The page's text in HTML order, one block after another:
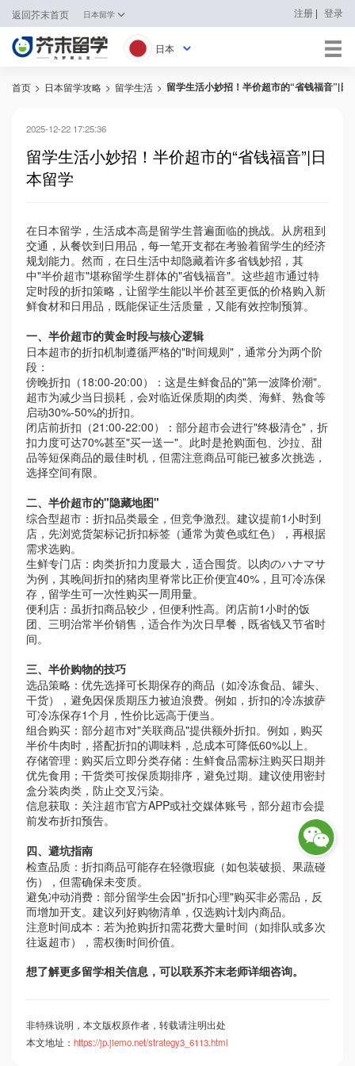
返回芥末首页 日本留学 注册 | 登录
日本
日本
英国
马来西亚
澳大利亚
中国香港
首页 > 日本留学攻略 > 留学生活 > 留学生活小妙招！半价超市的“省钱福音”|日
2025-12-22 17:25:36
留学生活小妙招！半价超市的“省钱福音”|日
本留学
在日本留学，生活成本高是留学生普遍面临的挑战。从房租到
交通，从餐饮到日用品，每一笔开支都在考验着留学生的经济
规划能力。然而， 在日生活中却隐藏着许多省钱妙招，其
中"半价超市"堪称留学生群体的"省钱福音"。这些超市通过特
定时段的折扣策略，让留学生能以半价甚至更低的价格购入新
鲜食材和日用品，既能保证生活质量，又能有效控制预算。
一、半价超市的黄金时段与核心逻辑
日本超市的折扣机制遵循严格的"时间规则"，通常分为两个阶
段：
傍晚折扣（18:00-20:00）：这是生鲜食品的"第一波降价潮"。
超市为减少当日损耗，会对临近保质期的肉类、海鲜、熟食等
启动30%-50%的折扣。
闭店前折扣（21:00-22:00）：部分超市会进行"终极清仓"，折
扣力度可达70%甚至"买一送一"。此时是抢购面包、沙拉、甜
品等短保商品的最佳时机，但需注意商品可能已被多次挑选，
选择空间有限。
二、半价超市的"隐藏地图"
综合型超市：折扣品类最全，但竞争激烈。建议提前1小时到
店，先浏览货架标记折扣标签（通常为黄色或红色），再根据
需求选购。
生鲜专门店：肉类折扣力度最大，适合囤货。以肉のハナマサ
为例，其晚间折扣的猪肉里脊常比正价便宜40%，且可冷冻保
存，留学生可一次性购买一周用量。
便利店：虽折扣商品较少，但便利性高。闭店前1小时的饭
团、三明治常半价销售，适合作为次日早餐，既省钱又节省时
间。
三、半价购物的技巧
选品策略：优先选择可长期保存的商品（如冷冻食品、罐头、
干货），避免因保质期压力被迫浪费。例如，折扣的冷冻披萨
可冷冻保存1个月，性价比远高于便当。
组合购买：部分超市对"关联商品"提供额外折扣。例如，购买
半价牛肉时，搭配折扣的调味料，总成本可降低60%以上。
存储管理：购买后立即分类存储：生鲜食品需标注购买日期并
优先食用；干货类可按保质期排序，避免过期。建议使用密封
盒分装肉类，防止交叉污染。
信息获取：关注超市官方APP或社交媒体账号，部分超市会提
前发布折扣预告。
四、避坑指南
检查品质：折扣商品可能存在轻微瑕疵（如包装破损、果蔬碰
伤），但需确保未变质。
避免冲动消费：部分留学生会因"折扣心理"购买非必需品，反
而增加开支。建议列好购物清单，仅选购计划内商品。
注意时间成本：若为抢购折扣需花费大量时间（如排队或多次
往返超市），需权衡时间价值。
想了解更多留学相关信息，可以联系芥末老师详细咨询。
非特殊说明，本文版权原作者，转载请注明出处
本文地址： https://jp.jiemo.net/strategy3_6113.html